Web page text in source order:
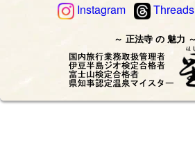
Instagram Threads
正法寺 の 魅力